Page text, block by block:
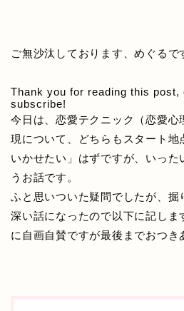
ご無沙汰しております、めぐるで
Thank you for reading this post,
subscribe!
今日は、恋愛テクニック（恋愛心
現について、どちらもスタート地
いかせたい」はずですが、いっ
うお話です。
ふと思いついた疑問でしたが、掘
深い話になったので以下に記しま
に自画自賛ですが最後までおつき